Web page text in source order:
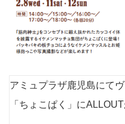
アミュプラザ鹿児島にて
「ちょこぱく」にALLOUT